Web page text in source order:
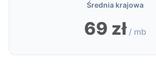
Średnia krajowa
69 zł / mb